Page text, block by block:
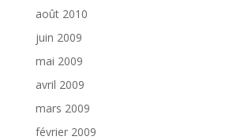
août 2010
juin 2009
mai 2009
avril 2009
mars 2009
février 2009